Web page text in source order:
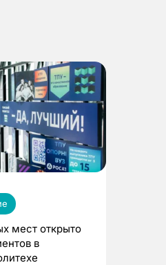
мест открыто
в